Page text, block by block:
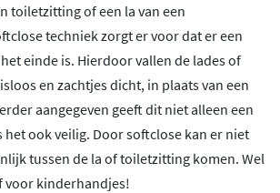
toiletzitting of een la van een
techniek zorgt er voor dat er een
einde is. Hierdoor vallen de lades of
en zachtjes dicht, in plaats van een
aangegeven geeft dit niet alleen een
het ook veilig. Door softclose kan er niet
tussen de la of toiletzitting komen. Wel
voor kinderhandjes!